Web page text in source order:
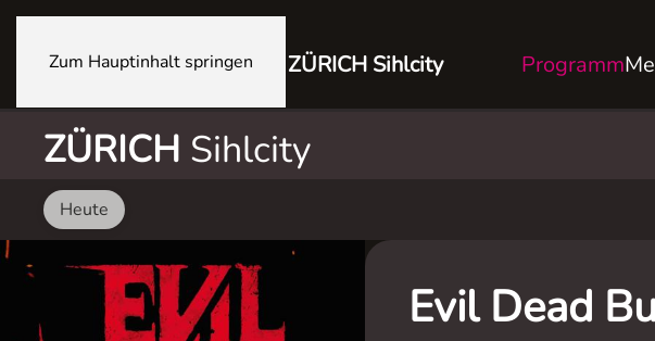
Zum Hauptinhalt springen ZÜRICH Sihlcity Programm
ZÜRICH Sihlcity
Heute
Evil Dead